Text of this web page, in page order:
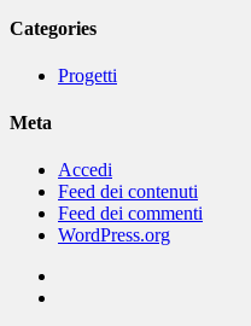
Categories
Progetti
Meta
Accedi
Feed dei contenuti
Feed dei commenti
WordPress.org